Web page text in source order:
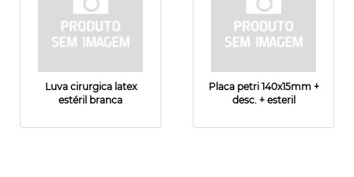
Luva cirurgica latex
estéril branca
Placa petri 140x15mm +
desc. + esteril